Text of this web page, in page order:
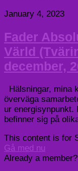
January 4, 2023
Fader
Värld
december,
Hälsningar, mina
överväga
ur energisynpunkt.
befinner sig på
This content is for
Gå med nu
Already a member?